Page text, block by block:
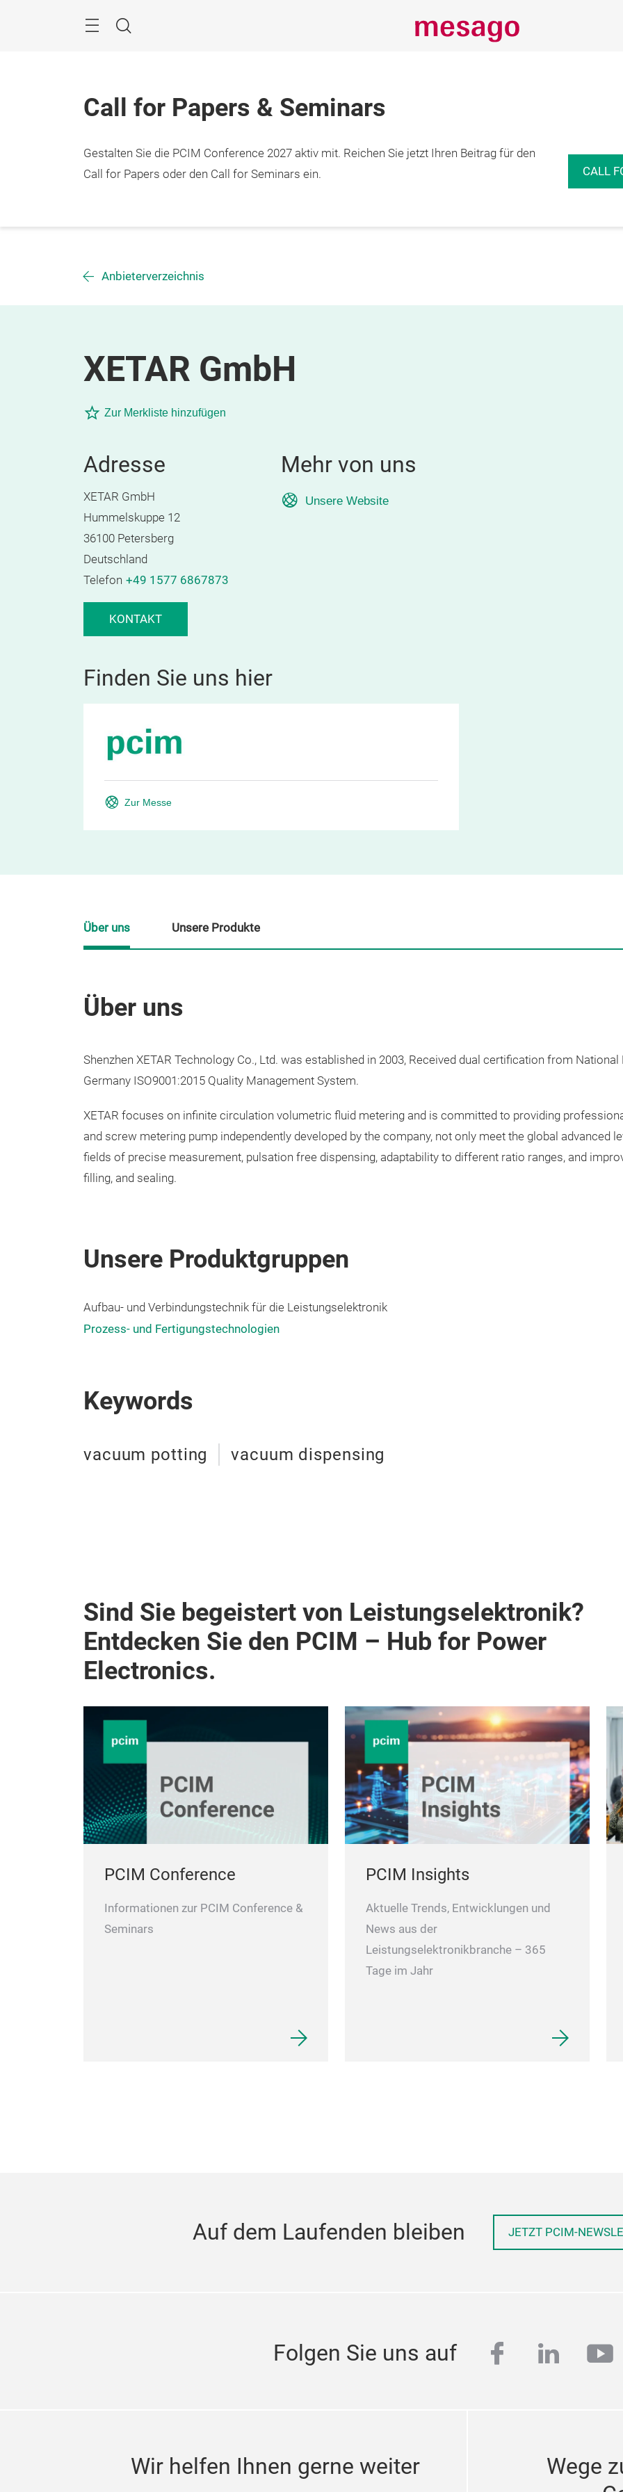
Suche
Call for Papers & Seminars
Gestalten Sie die PCIM Conference 2027 aktiv mit. Reichen Sie jetzt Ihren Beitrag für den
Call for Papers oder den Call for Seminars ein.
CALL
Anbieterverzeichnis
XETAR GmbH
Zur Merkliste hinzufügen
Adresse
XETAR GmbH
Hummelskuppe 12
36100 Petersberg
Deutschland
Telefon +49 1577 6867873
KONTAKT
Mehr von uns
Unsere Website
Finden Sie uns hier
Zur Messe
Über uns
Shenzhen XETAR Technology Co., Ltd. was established in 2003, Received dual certification from
Germany ISO9001:2015 Quality Management System.
XETAR focuses on infinite circulation volumetric fluid metering and is committed to providing
and screw metering pump independently developed by the company, not only meet the global advanced
fields of precise measurement, pulsation free dispensing, adaptability to different ratio ranges, and
filling, and sealing.
Unsere Produktgruppen
Aufbau- und Verbindungstechnik für die Leistungselektronik
Prozess- und Fertigungstechnologien
Keywords
vacuum potting vacuum dispensing
Über uns Unsere Produkte
Sind Sie begeistert von Leistungselektronik?
Entdecken Sie den PCIM – Hub for Power
Electronics.
PCIM Conference
Informationen zur PCIM Conference &
Seminars
PCIM Insights
Aktuelle Trends, Entwicklungen und
News aus der
Leistungselektronikbranche – 365
Tage im Jahr
Auf dem Laufenden bleiben JETZT PCIM-
Folgen Sie uns auf facebook
linkedin
Wir helfen Ihnen gerne weiter
Wege